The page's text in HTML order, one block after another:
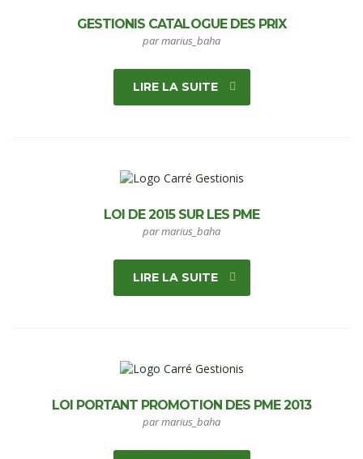
GESTIONIS CATALOGUE DES PRIX
par marius_baha
LIRE LA SUITE
LOI DE 2015 SUR LES PME
par marius_baha
LIRE LA SUITE
LOI PORTANT PROMOTION DES PME 2013
par marius_baha